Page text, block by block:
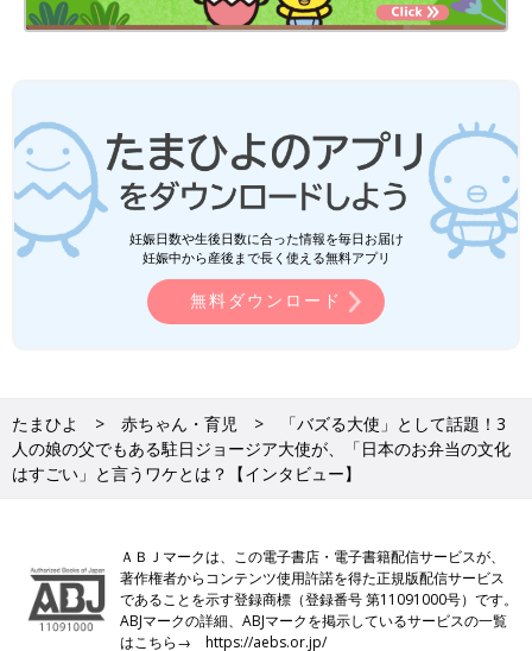
妊娠日数や生後日数に合った情報を毎日お届け
妊娠中から産後まで長く使える無料アプリ
無料ダウンロード
たまひよ 赤ちゃん・育児
「バズる大使」として話題！3
人の娘の父でもある駐日ジョージア大使が、「日本のお弁当の文化
はすごい」と言うワケとは？【インタビュー】
ＡＢＪマークは、この電子書店・電子書籍配信サービスが、
著作権者からコンテンツ使用許諾を得た正規版配信サービス
であることを示す登録商標（登録番号 第11091000号）です。
ABJマークの詳細、ABJマークを掲示しているサービスの一覧
はこちら→https://aebs.or.jp/